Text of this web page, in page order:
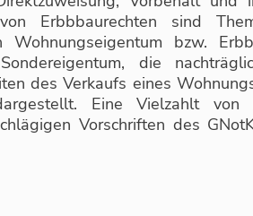
Erbbbaurechten sind
Wohnungseigentum bzw.
die
des Verkaufs eines
Eine Vielzahlt von
Vorschriften des